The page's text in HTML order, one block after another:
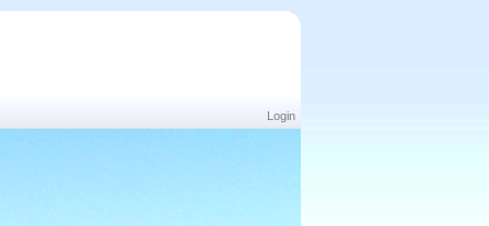
Login